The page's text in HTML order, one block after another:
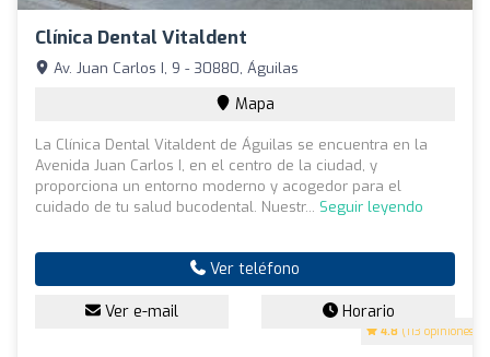
Clínica Dental Vitaldent
4.8 (113 opiniones)
Av. Juan Carlos I, 9 - 30880, Águilas
Mapa
La Clínica Dental Vitaldent de Águilas se encuentra en la
Avenida Juan Carlos I, en el centro de la ciudad, y
proporciona un entorno moderno y acogedor para el
cuidado de tu salud bucodental. Nuestr... Seguir leyendo
Ver teléfono
Ver e-mail Horario